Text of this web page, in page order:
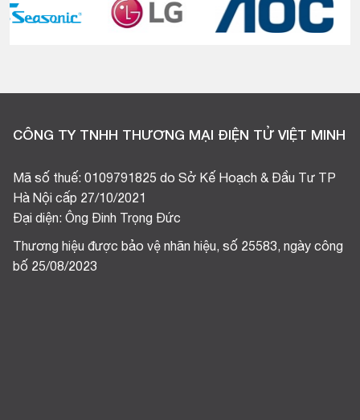
CÔNG TY TNHH THƯƠNG MẠI ĐIỆN TỬ VIỆT MINH
Mã số thuế: 0109791825 do Sở Kế Hoạch & Đầu Tư TP
Hà Nội cấp 27/10/2021
Đại diện: Ông Đinh Trọng Đức
Thương hiệu được bảo vệ nhãn hiệu, số 25583, ngày công
bố 25/08/2023